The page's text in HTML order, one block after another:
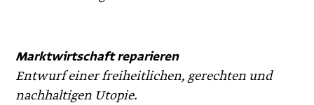
Marktwirtschaft reparieren
Entwurf einer freiheitlichen, gerechten und
nachhaltigen Utopie.